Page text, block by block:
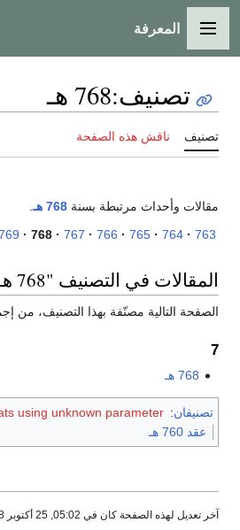
القائمة الرئيسية
المعرفة
تصنيف:768 هـ
تصنيف ناقش هذه الصفحة
مقالات وأحداث مرتبطة بسنة 768 هـ
.
763
764
765
766
767
768
المقالات في التصنيف "768 هـ"
الصفحة التالية مصنّفة بهذا التصنيف، من
7
768 هـ
تصنيفان:
using unknown parameter
عقد 760 هـ
آخر تعديل لهذه الصفحة كان في 05:02, 25 أكتوبر 2008.